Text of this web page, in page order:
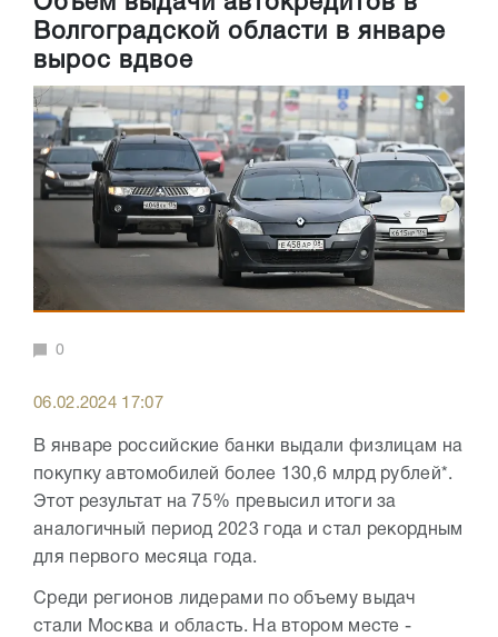
Волгоградской области в январе
вырос вдвое
0
06.02.2024 17:07
В январе российские банки выдали физлицам на
покупку автомобилей более 130,6 млрд рублей*.
Этот результат на 75% превысил итоги за
аналогичный период 2023 года и стал рекордным
для первого месяца года.
Среди регионов лидерами по объему выдач
стали Москва и область. На втором месте -